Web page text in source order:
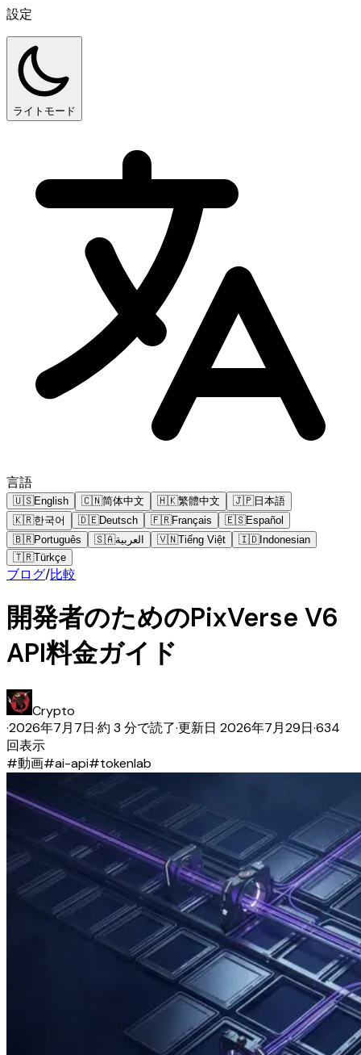
設定
ライトモード
言語
🇺🇸English 🇨🇳简体中文 🇭🇰繁體中文 🇯🇵日本語
🇰🇷한국어 🇩🇪Deutsch 🇫🇷Français 🇪🇸Español
🇧🇷Português 🇸🇦العربية 🇻🇳Tiếng Việt 🇮🇩Indonesian
🇹🇷Türkçe
ブログ/比較
開発者のためのPixVerse V6
API料金ガイド
Crypto
·2026年7月7日·約 3 分で読了·更新日 2026年7月29日·634
回表示
#動画#ai-api#tokenlab